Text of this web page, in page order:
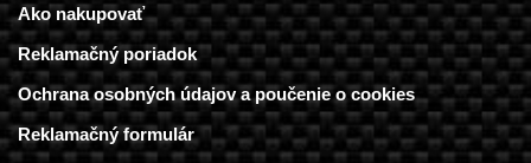
Ako nakupovať
Reklamačný poriadok
Ochrana osobných údajov a poučenie o cookies
Reklamačný formulár